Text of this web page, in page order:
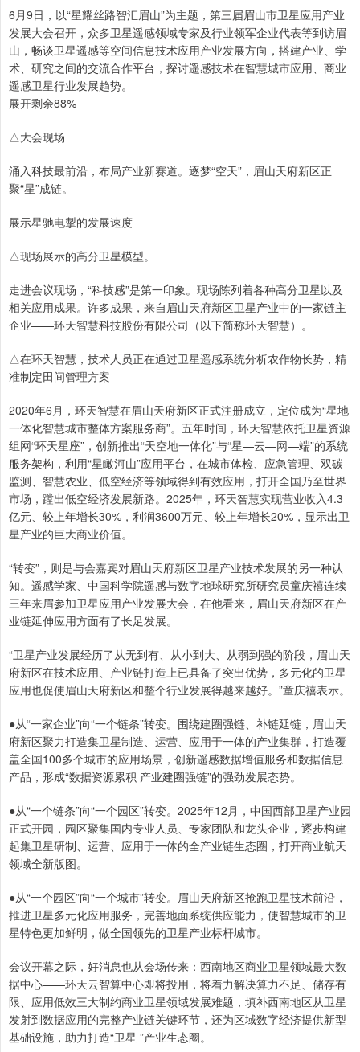
6月9日，以“星耀丝路智汇眉山”为主题，第三届眉山市卫星应用产业
发展大会召开，众多卫星遥感领域专家及行业领军企业代表等到访眉
山，畅谈卫星遥感等空间信息技术应用产业发展方向，搭建产业、学
术、研究之间的交流合作平台，探讨遥感技术在智慧城市应用、商业
遥感卫星行业发展趋势。
展开剩余88%
△大会现场
涌入科技最前沿，布局产业新赛道。逐梦“空天”，眉山天府新区正
聚“星”成链。
展示星驰电掣的发展速度
△现场展示的高分卫星模型。
走进会议现场，“科技感”是第一印象。现场陈列着各种高分卫星以及
相关应用成果。许多成果，来自眉山天府新区卫星产业中的一家链主
企业——环天智慧科技股份有限公司（以下简称环天智慧）。
△在环天智慧，技术人员正在通过卫星遥感系统分析农作物长势，精
准制定田间管理方案
2020年6月，环天智慧在眉山天府新区正式注册成立，定位成为“星地
一体化智慧城市整体方案服务商”。五年时间，环天智慧依托卫星资源
组网“环天星座”，创新推出“天空地一体化”与“星—云—网—端”的系统
服务架构，利用“星瞰河山”应用平台，在城市体检、应急管理、双碳
监测、智慧农业、低空经济等领域得到有效应用，打开全国乃至世界
市场，蹚出低空经济发展新路。2025年，环天智慧实现营业收入4.3
亿元、较上年增长30%，利润3600万元、较上年增长20%，显示出卫
星产业的巨大商业价值。
“转变”，则是与会嘉宾对眉山天府新区卫星产业技术发展的另一种认
知。遥感学家、中国科学院遥感与数字地球研究所研究员童庆禧连续
三年来眉参加卫星应用产业发展大会，在他看来，眉山天府新区在产
业链延伸应用方面有了长足发展。
“卫星产业发展经历了从无到有、从小到大、从弱到强的阶段，眉山天
府新区在技术应用、产业链打造上已具备了突出优势，多元化的卫星
应用也促使眉山天府新区和整个行业发展得越来越好。”童庆禧表示。
●从“一家企业”向“一个链条”转变。围绕建圈强链、补链延链，眉山天
府新区聚力打造集卫星制造、运营、应用于一体的产业集群，打造覆
盖全国100多个城市的应用场景，创新遥感数据增值服务和数据信息
产品，形成“数据资源累积 产业建圈强链”的强劲发展态势。
●从“一个链条”向“一个园区”转变。2025年12月，中国西部卫星产业园
正式开园，园区聚集国内专业人员、专家团队和龙头企业，逐步构建
起集卫星研制、运营、应用于一体的全产业链生态圈，打开商业航天
领域全新版图。
●从“一个园区”向“一个城市”转变。眉山天府新区抢跑卫星技术前沿，
推进卫星多元化应用服务，完善地面系统供应能力，使智慧城市的卫
星特色更加鲜明，做全国领先的卫星产业标杆城市。
会议开幕之际，好消息也从会场传来：西南地区商业卫星领域最大数
据中心——环天云智算中心即将投用，将着力解决算力不足、储存有
限、应用低效三大制约商业卫星领域发展难题，填补西南地区从卫星
发射到数据应用的完整产业链关键环节，还为区域数字经济提供新型
基础设施，助力打造“卫星 ”产业生态圈。